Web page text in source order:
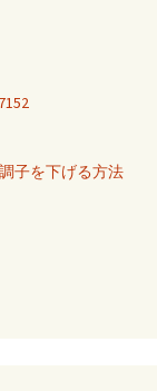
子を下げる方法